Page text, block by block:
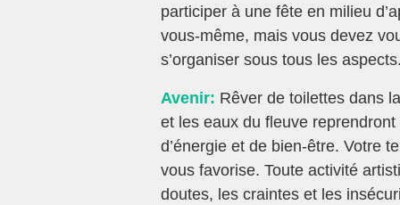
participer à une fête en milieu
vous-même, mais vous devez
s’organiser sous tous les
Avenir: Rêver de toilettes dans
et les eaux du fleuve
d’énergie et de bien-être. Votre
vous favorise. Toute activité
doutes, les craintes et les